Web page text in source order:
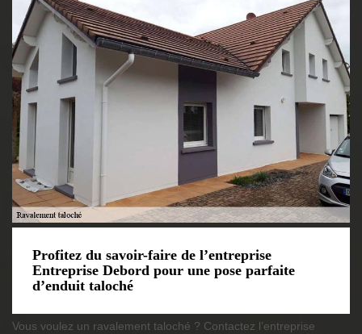
Profitez du savoir-faire de l’entreprise
Entreprise Debord pour une pose parfaite
d’enduit taloché
Vous voulez un ravalement taloché ? Contactez l’entreprise